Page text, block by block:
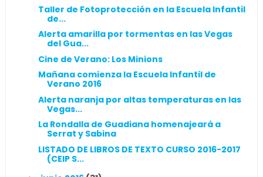
Taller de Fotoprotección en la Escuela Infantil
de...
Alerta amarilla por tormentas en las Vegas
del Gua...
Cine de Verano: Los Minions
Mañana comienza la Escuela Infantil de
Verano 2016
Alerta naranja por altas temperaturas en las
Vegas...
La Rondalla de Guadiana homenajeará a
Serrat y Sabina
LISTADO DE LIBROS DE TEXTO CURSO 2016-2017
(CEIP S...